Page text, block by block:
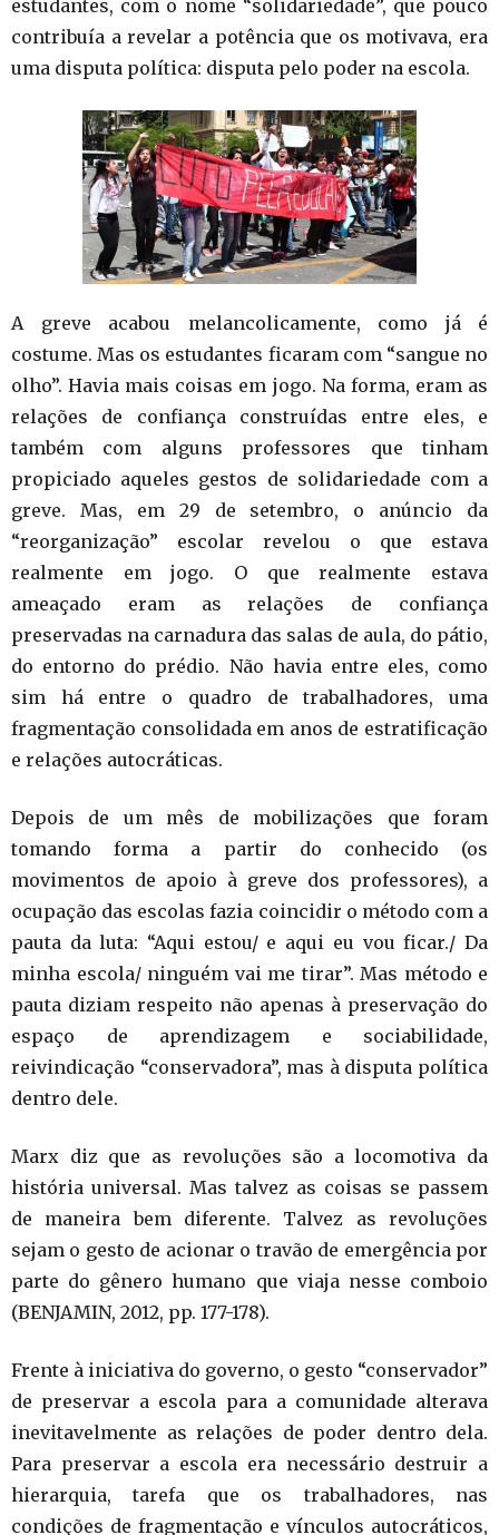
estudantes, com o nome “solidariedade”, que pouco
contribuía a revelar a potência que os motivava, era
uma disputa política: disputa pelo poder na escola.
A greve acabou melancolicamente, como já é
costume. Mas os estudantes ficaram com “sangue no
olho”. Havia mais coisas em jogo. Na forma, eram as
relações de confiança construídas entre eles, e
também com alguns professores que tinham
propiciado aqueles gestos de solidariedade com a
greve. Mas, em 29 de setembro, o anúncio da
“reorganização” escolar revelou o que estava
realmente em jogo. O que realmente estava
ameaçado eram as relações de confiança
preservadas na carnadura das salas de aula, do pátio,
do entorno do prédio. Não havia entre eles, como
sim há entre o quadro de trabalhadores, uma
fragmentação consolidada em anos de estratificação
e relações autocráticas.
Depois de um mês de mobilizações que foram
tomando forma a partir do conhecido (os
movimentos de apoio à greve dos professores), a
ocupação das escolas fazia coincidir o método com a
pauta da luta: “Aqui estou/ e aqui eu vou ficar./ Da
minha escola/ ninguém vai me tirar”. Mas método e
pauta diziam respeito não apenas à preservação do
espaço de aprendizagem e sociabilidade,
reivindicação “conservadora”, mas à disputa política
dentro dele.
Marx diz que as revoluções são a locomotiva da
história universal. Mas talvez as coisas se passem
de maneira bem diferente. Talvez as revoluções
sejam o gesto de acionar o travão de emergência por
parte do gênero humano que viaja nesse comboio
(BENJAMIN, 2012, pp. 177-178).
Frente à iniciativa do governo, o gesto “conservador”
de preservar a escola para a comunidade alterava
inevitavelmente as relações de poder dentro dela.
Para preservar a escola era necessário destruir a
hierarquia, tarefa que os trabalhadores, nas
condições de fragmentação e vínculos autocráticos,